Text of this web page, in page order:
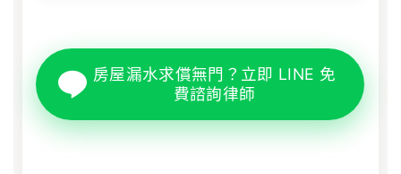
房屋漏水求償無門？立即 LINE 免
費諮詢律師